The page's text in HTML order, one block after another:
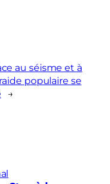
au séisme et à
populaire se
→